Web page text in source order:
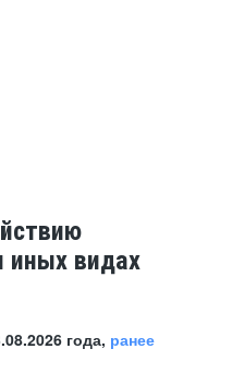
иных видах
года, ранее